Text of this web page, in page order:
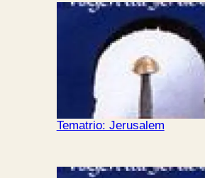
Tematrio: Jerusalem